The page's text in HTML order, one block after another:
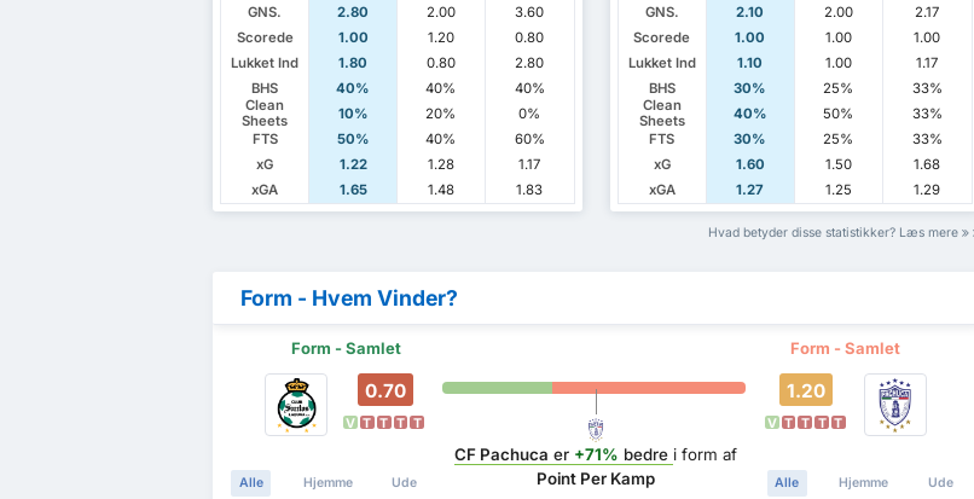
GNS.
2.80 2.00
3.60
Scorede
1.00 1.20
0.80
Lukket Ind
1.80 0.80
2.80
BHS
40% 40%
40%
Clean
Sheets
10% 20%
0%
FTS
50% 40%
60%
xG
1.22 1.28
1.17
xGA
1.65 1.48 1.83
GNS.
2.10 2.00
2.17
Scorede
1.00 1.00
1.00
Lukket Ind
1.10 1.00
1.17
BHS
30% 25%
33%
Clean
Sheets
40% 50%
33%
FTS
30% 25%
33%
xG
1.60 1.50
1.68
xGA
1.27 1.25 1.29
Hvad betyder disse statistikker? Læs mere
Form - Hvem Vinder?
Form - Samlet Form - Samlet
0.70
V T T T T
Alle Hjemme Ude
CF Pachuca er +71% bedre i form af
Point Per Kamp
1.20
V T T T T
Alle Hjemme Ude